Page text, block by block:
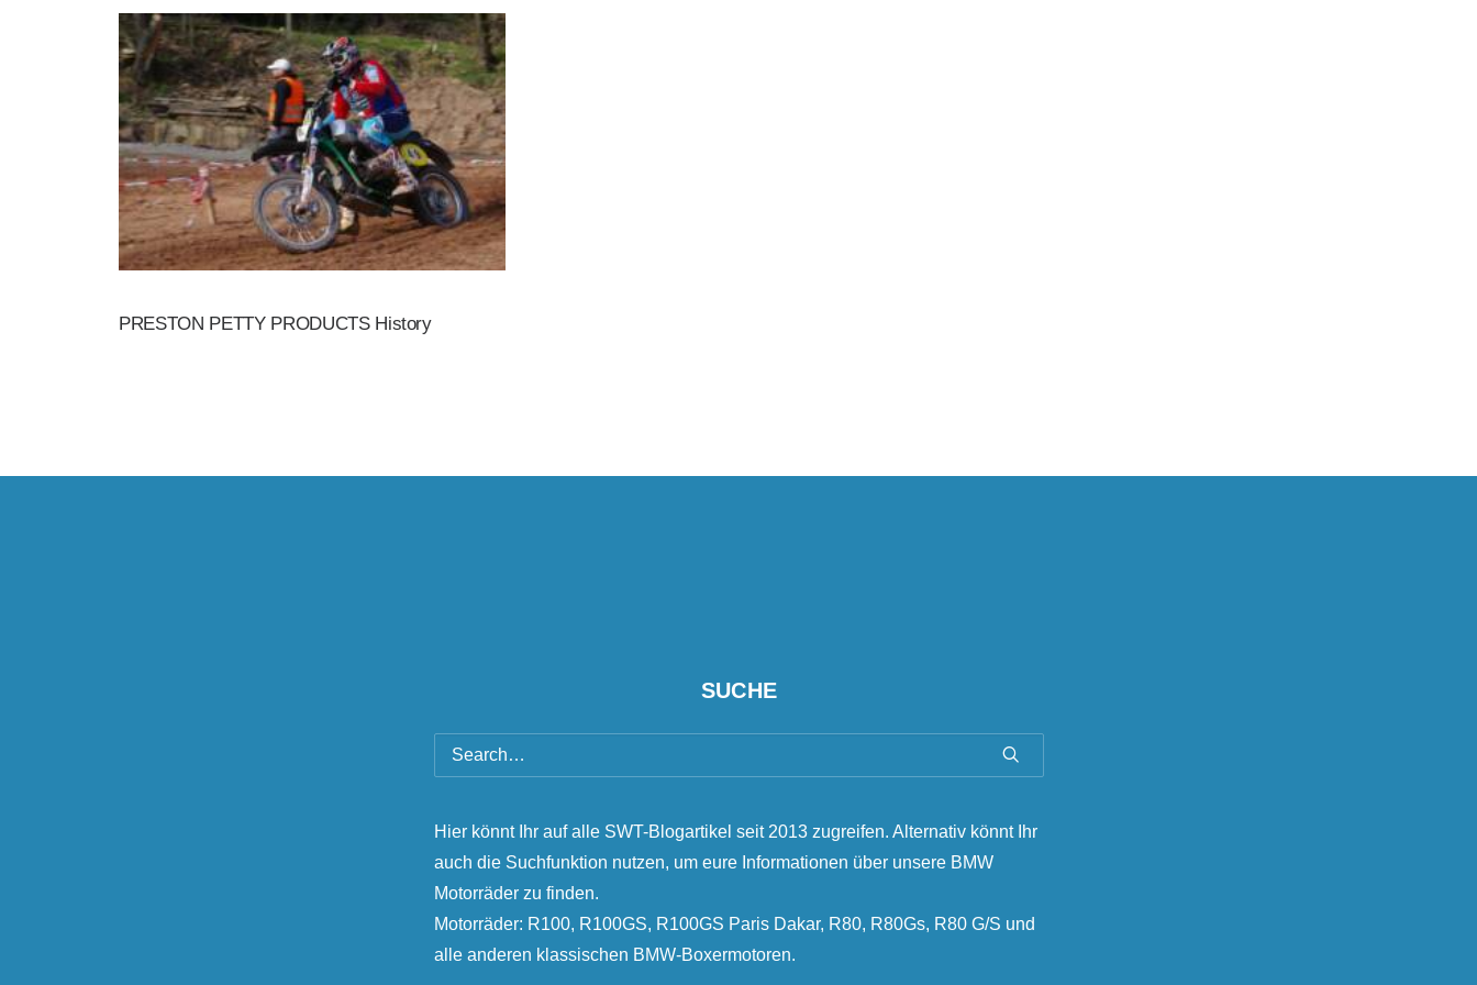
PRESTON PETTY PRODUCTS History
SUCHE
Hier könnt Ihr auf alle SWT-Blogartikel seit 2013 zugreifen. Alternativ könnt Ihr
auch die Suchfunktion nutzen, um eure Informationen über unsere BMW
Motorräder zu finden.
Motorräder: R100, R100GS, R100GS Paris Dakar, R80, R80Gs, R80 G/S und
alle anderen klassischen BMW-Boxermotoren.